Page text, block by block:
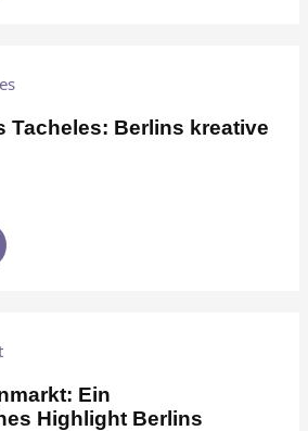
Tacheles: Berlins kreative
Ein
Highlight Berlins